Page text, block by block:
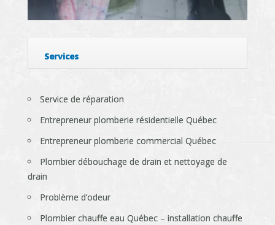
Services
Service de réparation
Entrepreneur plomberie résidentielle Québec
Entrepreneur plomberie commercial Québec
Plombier débouchage de drain et nettoyage de
drain
Problème d’odeur
Plombier chauffe eau Québec – installation chauffe